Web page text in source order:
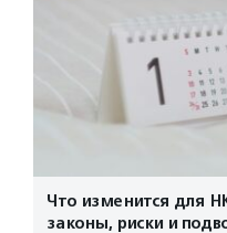
Что изменится для
законы, риски и